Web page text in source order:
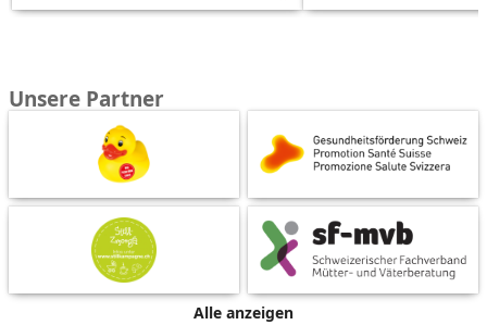
Unsere Partner
Alle anzeigen